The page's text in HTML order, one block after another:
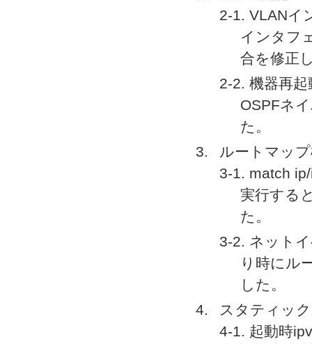
2-1. VLANイ
インタフ
合を修正
2-2. 機器再
OSPFネ
た。
ルートマッ
3-1. match
実行する
た。
3-2. ネット
り時にル
した。
スタティッ
4-1. 起動時